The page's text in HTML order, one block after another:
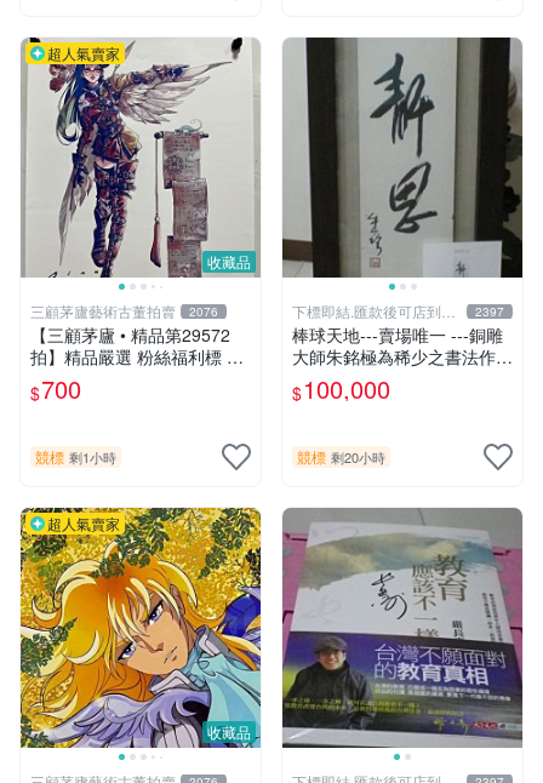
收藏品
超人氣賣家
三顧茅廬藝術古董拍賣 2076
【三顧茅廬 • 精品第29572
拍】精品嚴選 粉絲福利標 韓
國排名前30名插畫家Pinn作
品～有作者親筆簽名！ 特惠
$700
競標 剩1小時
下標即結.匯款後可店到店
關於我
2397
棒球天地---賣場唯一 ---銅雕
大師朱銘極為稀少之書法作
品-----靜思.由慧眼藝廊出具
證明
$100,000
競標 剩20小時
收藏品
超人氣賣家